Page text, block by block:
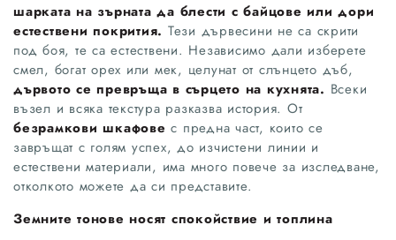
шарката на зърната да блести с байцове или дори
естествени покрития. Тези дървесини не са скрити
под боя, те са естествени. Независимо дали изберете
смел, богат орех или мек, целунат от слънцето дъб,
дървото се превръща в сърцето на кухнята. Всеки
възел и всяка текстура разказва история. От
безрамкови шкафове с предна част, които се
завръщат с голям успех, до изчистени линии и
естествени материали, има много повече за изследване,
отколкото можете да си представите.
Земните тонове носят спокойствие и топлина